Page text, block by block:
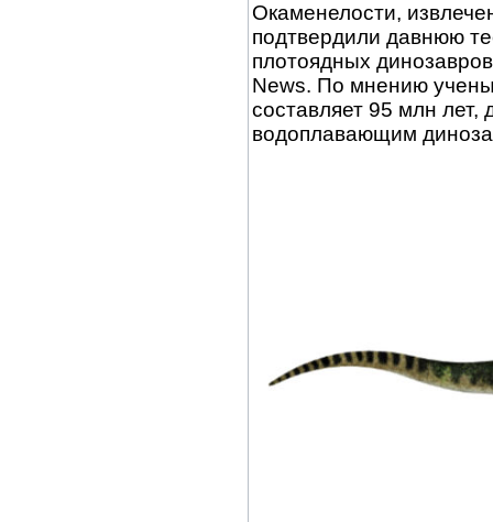
Окаменелости,
подтвердили давнюю
плотоядных
News. По мнению
составляет 95 млн лет,
водоплавающим